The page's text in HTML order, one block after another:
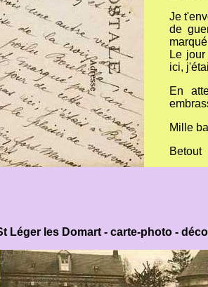
Je
de
Le
ici,
En
Mille
Betout
Léger les Domart - carte-photo -